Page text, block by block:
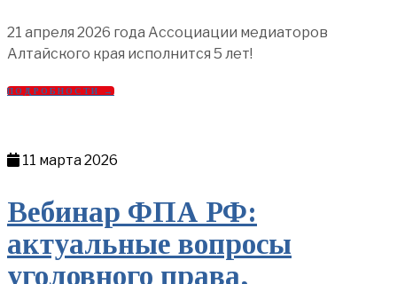
21 апреля 2026 года Ассоциации медиаторов
Алтайского края исполнится 5 лет!
ПОДРОБНОСТИ →
11 марта 2026
Вебинар ФПА РФ:
актуальные вопросы
уголовного права,